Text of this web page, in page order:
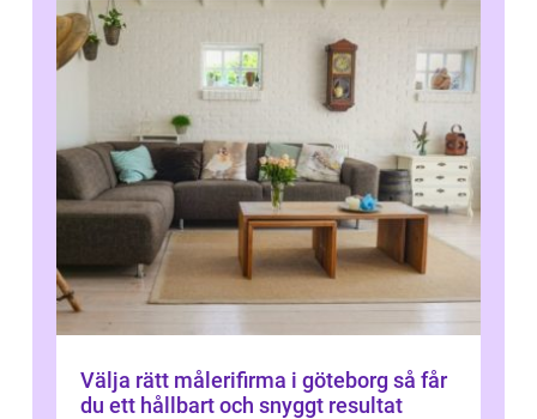
Välja rätt målerifirma i göteborg så får
du ett hållbart och snyggt resultat